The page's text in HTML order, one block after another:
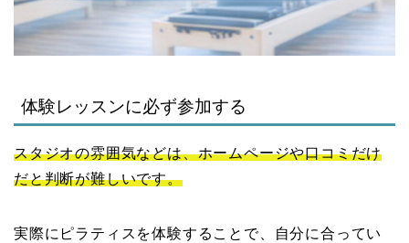
体験レッスンに必ず参加する
スタジオの雰囲気などは、ホームページや口コミだけ
だと判断が難しいです。
実際にピラティスを体験することで、自分に合ってい